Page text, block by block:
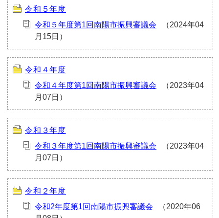
令和５年度
令和５年度第1回南陽市振興審議会
令和４年度
令和４年度第1回南陽市振興審議会
令和３年度
令和３年度第1回南陽市振興審議会
令和２年度
令和2年度第1回南陽市振興審議会